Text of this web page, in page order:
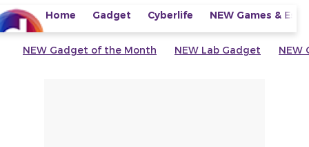
Home Gadget Cyberlife NEW Games &
NEW Gadget of the Month NEW Lab Gadget NEW